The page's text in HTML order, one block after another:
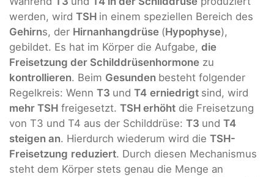
werden, wird TSH in einem speziellen Bereich des
Gehirns, der Hirnanhangdrüse (Hypophyse),
gebildet. Es hat im Körper die Aufgabe, die
Freisetzung der Schilddrüsenhormone zu
kontrollieren. Beim Gesunden besteht folgender
Regelkreis: Wenn T3 und T4 erniedrigt sind, wird
mehr TSH freigesetzt. TSH erhöht die Freisetzung
von T3 und T4 aus der Schilddrüse: T3 und T4
steigen an. Hierdurch wiederum wird die TSH-
Freisetzung reduziert. Durch diesen Mechanismus
steht dem Körper stets genau die Menge an